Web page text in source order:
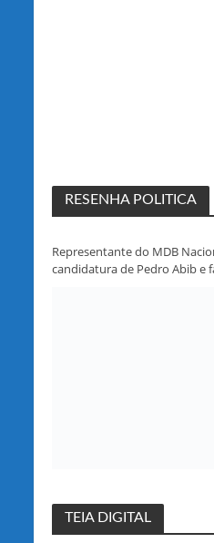
RESENHA POLITICA
Representante do MDB
candidatura de Pedro Abib e
TEIA DIGITAL